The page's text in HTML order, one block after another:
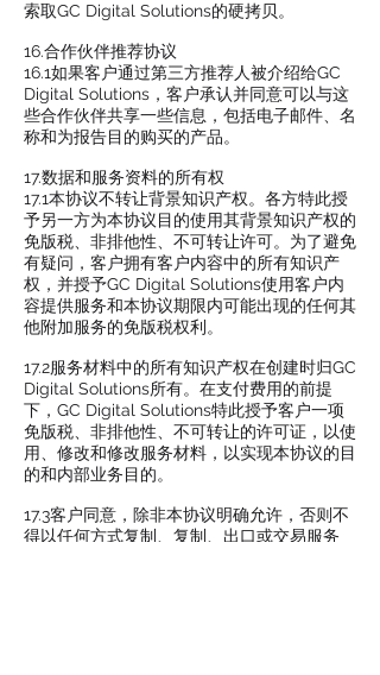
索取GC Digital Solutions的硬拷贝。
16.合作伙伴推荐协议
16.1如果客户通过第三方推荐人被介绍给GC
Digital Solutions，客户承认并同意可以与这
些合作伙伴共享一些信息，包括电子邮件、名
称和为报告目的购买的产品。
17.数据和服务资料的所有权
17.1本协议不转让背景知识产权。各方特此授
予另一方为本协议目的使用其背景知识产权的
免版税、非排他性、不可转让许可。为了避免
有疑问，客户拥有客户内容中的所有知识产
权，并授予GC Digital Solutions使用客户内
容提供服务和本协议期限内可能出现的任何其
他附加服务的免版税权利。
17.2服务材料中的所有知识产权在创建时归GC
Digital Solutions所有。在支付费用的前提
下，GC Digital Solutions特此授予客户一项
免版税、非排他性、不可转让的许可证，以使
用、修改和修改服务材料，以实现本协议的目
的和内部业务目的。
17.3客户同意，除非本协议明确允许，否则不
得以任何方式复制、复制、出口或交易服务